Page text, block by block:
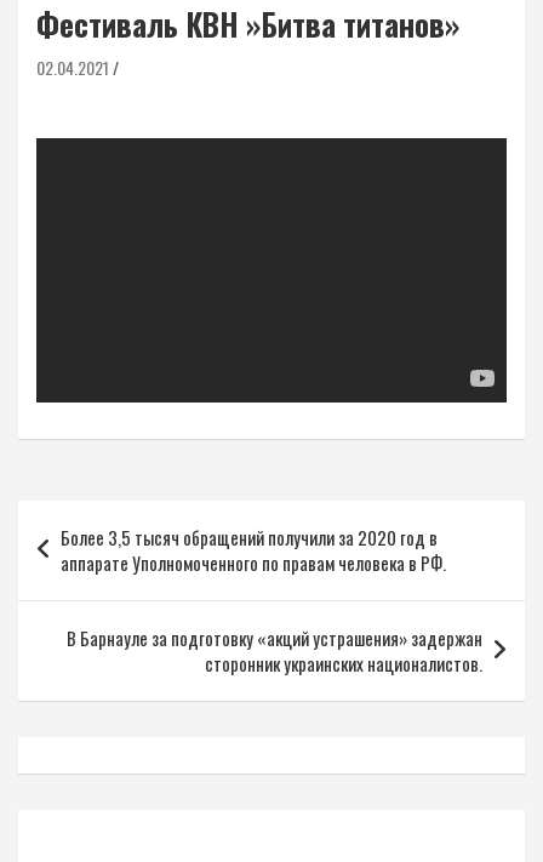
Фестиваль КВН »Битва титанов»
02.04.2021
по
записям
Более 3,5 тысяч обращений получили за 2020 год в
аппарате Уполномоченного по правам человека в РФ.
В Барнауле за подготовку «акций устрашения» задержан
сторонник украинских националистов.